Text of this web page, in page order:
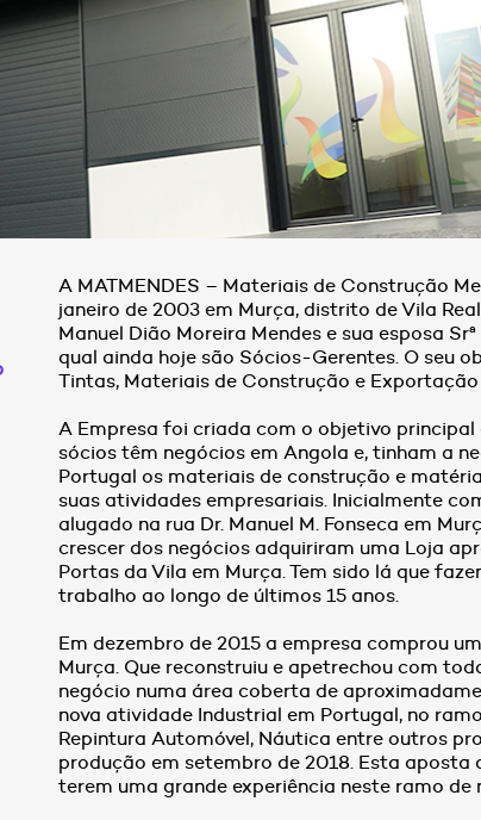
A MATMENDES – Materiais de Construção
janeiro de 2003 em Murça, distrito de Vila
Manuel Dião Moreira Mendes e sua esposa
qual ainda hoje são Sócios-Gerentes. O seu
Tintas, Materiais de Construção e Exportação
A Empresa foi criada com o objetivo
sócios têm negócios em Angola e, tinham a
Portugal os materiais de construção e
suas atividades empresariais. Inicialmente
alugado na rua Dr. Manuel M. Fonseca em
crescer dos negócios adquiriram uma Loja
Portas da Vila em Murça. Tem sido lá que
trabalho ao longo de últimos 15 anos.
Em dezembro de 2015 a empresa comprou
Murça. Que reconstruiu e apetrechou com
negócio numa área coberta de
nova atividade Industrial em Portugal, no
Repintura Automóvel, Náutica entre outros
produção em setembro de 2018. Esta aposta
terem uma grande experiência neste ramo